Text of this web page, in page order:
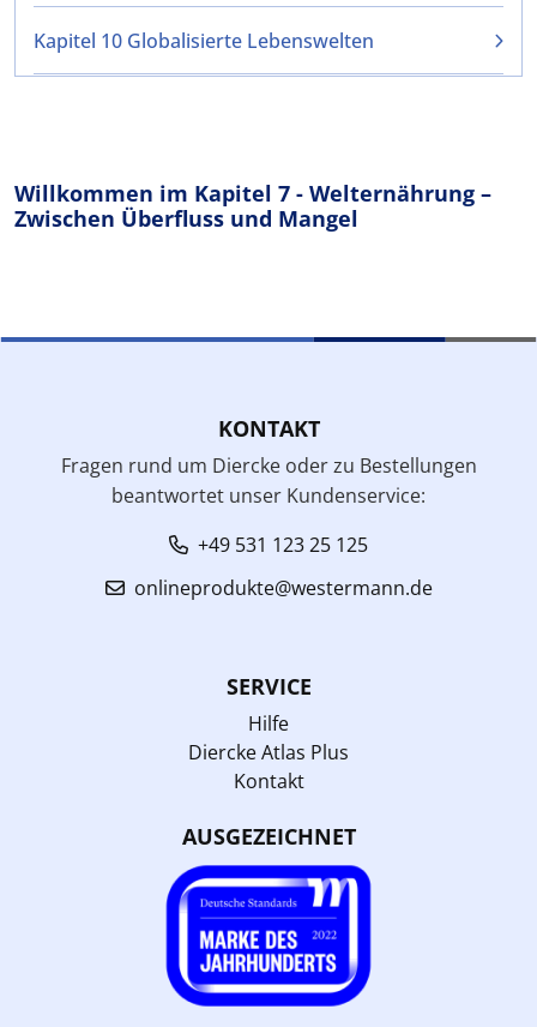
Kapitel 10 Globalisierte Lebenswelten
Willkommen im Kapitel 7 - Welternährung –
Zwischen Überfluss und Mangel
KONTAKT
Fragen rund um Diercke oder zu Bestellungen
beantwortet unser Kundenservice:
+49 531 123 25 125
onlineprodukte@westermann.de
SERVICE
Hilfe
Diercke Atlas Plus
Kontakt
AUSGEZEICHNET